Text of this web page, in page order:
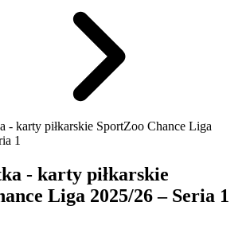
- karty piłkarskie SportZoo Chance Liga
1
- karty piłkarskie
Liga 2025/26 – Seria 1